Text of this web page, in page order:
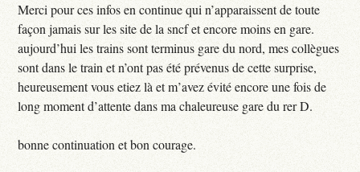
Merci pour ces infos en continue qui n’apparaissent de toute
façon jamais sur les site de la sncf et encore moins en gare.
aujourd’hui les trains sont terminus gare du nord, mes collègues
sont dans le train et n’ont pas été prévenus de cette surprise,
heureusement vous etiez là et m’avez évité encore une fois de
long moment d’attente dans ma chaleureuse gare du rer D.
bonne continuation et bon courage.